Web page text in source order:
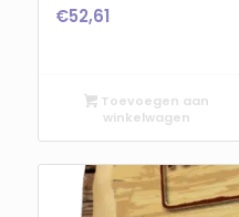
€52,61
Toevoegen aan
winkelwagen